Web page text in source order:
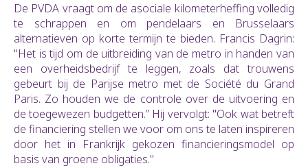
De PVDA vraagt om de asociale kilometerheffing volledig
te schrappen en om pendelaars en Brusselaars
alternatieven op korte termijn te bieden. Francis Dagrin:
"Het is tijd om de uitbreiding van de metro in handen van
een overheidsbedrijf te leggen, zoals dat trouwens
gebeurt bij de Parijse metro met de Société du Grand
Paris. Zo houden we de controle over de uitvoering en
de toegewezen budgetten.” Hij vervolgt: "Ook wat betreft
de financiering stellen we voor om ons te laten inspireren
door het in Frankrijk gekozen financieringsmodel op
basis van groene obligaties."